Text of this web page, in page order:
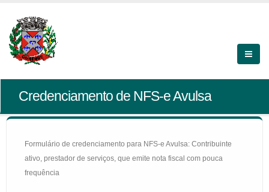
Credenciamento de NFS-e Avulsa
Formulário de credenciamento para NFS-e Avulsa: Contribuinte
ativo, prestador de serviços, que emite nota fiscal com pouca
frequência